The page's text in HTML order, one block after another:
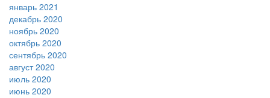
январь 2021
декабрь 2020
ноябрь 2020
октябрь 2020
сентябрь 2020
август 2020
июль 2020
июнь 2020